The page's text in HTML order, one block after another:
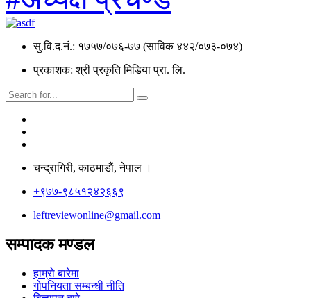
सु.वि.द.नं.: १७५७/०७६-७७ (साविक ४४२/०७३-०७४)
प्रकाशक: श्री प्रकृति मिडिया प्रा. लि.
चन्द्रागिरी, काठमाडाैं, नेपाल ।
+९७७-९८५१२४२६६९
leftreviewonline@gmail.com
सम्पादक मण्डल
हाम्रो बारेमा
गोपनियता सम्बन्धी नीति